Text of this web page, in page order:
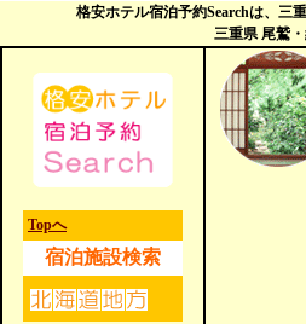
格安ホテル宿泊予約Searchは、三
三重県 尾鷲
Topへ
宿泊施設検索